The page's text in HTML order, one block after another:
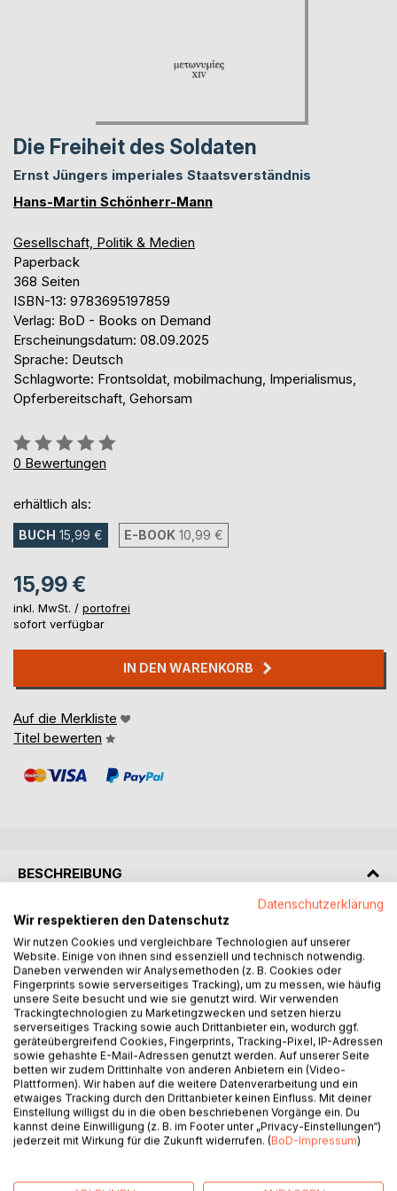
Die Freiheit des Soldaten
Ernst Jüngers imperiales Staatsverständnis
Hans-Martin Schönherr-Mann
Gesellschaft, Politik & Medien
Paperback
368 Seiten
ISBN-13: 9783695197859
Verlag: BoD - Books on Demand
Erscheinungsdatum: 08.09.2025
Sprache: Deutsch
Schlagworte: Frontsoldat, mobilmachung, Imperialismus,
Opferbereitschaft, Gehorsam
Bewertung::
0%
0 Bewertungen
erhältlich als:
BUCH 15,99 € E-BOOK 10,99 €
15,99 €
inkl. MwSt. / portofrei
sofort verfügbar
IN DEN WARENKORB
Auf die Merkliste
Titel bewerten
BESCHREIBUNG
Die politische Konzeption Ernst Jüngers zeigt, wie sich
rechtes nationalistisches Denken strukturiert. Hauptfeinde
sind Liberalismus, Individualismus und Abtreibung. Der
Frontsoldat gehorcht und befiehlt eingebunden in die
militärische Gemeinschaft. Sich im Gefecht männlich
auszuleben, das ist seine Freiheit. Er ist kein Individuum,
das vielmehr mit dem Bürgertum und einer linken Kunst
verschwinden wird. Jüngers Staat ist imperial, beherrscht
die Wirtschaft, züchtet die Menschen und löst die
Gesellschaft auf. Der zweite Typus ist der Arbeiter, der
keine Klasseninteressen vertritt, sondern nationalistische
und der mit der Technik die totale Mobilmachung
ermöglicht, die der Staat braucht, um seine imperialen
entsteht ein neues opferbereites Menschentum, das eine
Datenschutzerklärung
Wir respektieren den Datenschutz
Wir nutzen Cookies und vergleichbare Technologien auf unserer
Website. Einige von ihnen sind essenziell und technisch notwendig.
Daneben verwenden wir Analysemethoden (z. B. Cookies oder
Fingerprints sowie serverseitiges Tracking), um zu messen, wie häufig
unsere Seite besucht und wie sie genutzt wird. Wir verwenden
Trackingtechnologien zu Marketingzwecken und setzen hierzu
serverseitiges Tracking sowie auch Drittanbieter ein, wodurch ggf.
geräteübergreifend Cookies, Fingerprints, Tracking-Pixel, IP-Adressen
sowie gehashte E-Mail-Adressen genutzt werden. Auf unserer Seite
betten wir zudem Drittinhalte von anderen Anbietern ein (Video-
Plattformen). Wir haben auf die weitere Datenverarbeitung und ein
etwaiges Tracking durch den Drittanbieter keinen Einfluss. Mit deiner
Einstellung willigst du in die oben beschriebenen Vorgänge ein. Du
kannst deine Einwilligung (z. B. im Footer unter „Privacy-Einstellungen“)
jederzeit mit Wirkung für die Zukunft widerrufen. (BoD-Impressum)